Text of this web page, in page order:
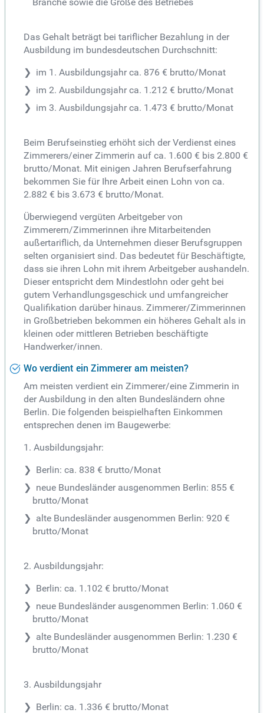
Das Gehalt beträgt bei tariflicher Bezahlung in der
Ausbildung im bundesdeutschen Durchschnitt:
im 1. Ausbildungsjahr ca. 876 € brutto/Monat
im 2. Ausbildungsjahr ca. 1.212 € brutto/Monat
im 3. Ausbildungsjahr ca. 1.473 € brutto/Monat
Beim Berufseinstieg erhöht sich der Verdienst eines
Zimmerers/einer Zimmerin auf ca. 1.600 € bis 2.800 €
brutto/Monat. Mit einigen Jahren Berufserfahrung
bekommen Sie für Ihre Arbeit einen Lohn von ca.
2.882 € bis 3.673 € brutto/Monat.
Überwiegend vergüten Arbeitgeber von
Zimmerern/Zimmerinnen ihre Mitarbeitenden
außertariflich, da Unternehmen dieser Berufsgruppen
selten organisiert sind. Das bedeutet für Beschäftigte,
dass sie ihren Lohn mit ihrem Arbeitgeber aushandeln.
Dieser entspricht dem Mindestlohn oder geht bei
gutem Verhandlungsgeschick und umfangreicher
Qualifikation darüber hinaus. Zimmerer/Zimmerinnen
in Großbetrieben bekommen ein höheres Gehalt als in
kleinen oder mittleren Betrieben beschäftigte
Handwerker/innen.
Wo verdient ein Zimmerer am meisten?
Am meisten verdient ein Zimmerer/eine Zimmerin in
der Ausbildung in den alten Bundesländern ohne
Berlin. Die folgenden beispielhaften Einkommen
entsprechen denen im Baugewerbe:
1. Ausbildungsjahr:
Berlin: ca. 838 € brutto/Monat
neue Bundesländer ausgenommen Berlin: 855 €
brutto/Monat
alte Bundesländer ausgenommen Berlin: 920 €
brutto/Monat
2. Ausbildungsjahr:
Berlin: ca. 1.102 € brutto/Monat
neue Bundesländer ausgenommen Berlin: 1.060 €
brutto/Monat
alte Bundesländer ausgenommen Berlin: 1.230 €
brutto/Monat
3. Ausbildungsjahr
Berlin: ca. 1.336 € brutto/Monat